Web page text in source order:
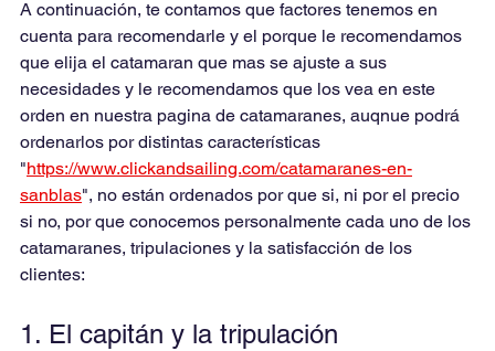
A continuación, te contamos que factores tenemos en
cuenta para recomendarle y el porque le recomendamos
que elija el catamaran que mas se ajuste a sus
necesidades y le recomendamos que los vea en este
orden en nuestra pagina de catamaranes, auqnue podrá
ordenarlos por distintas características
"https://www.clickandsailing.com/catamaranes-en-
sanblas", no están ordenados por que si, ni por el precio
si no, por que conocemos personalmente cada uno de los
catamaranes, tripulaciones y la satisfacción de los
clientes:
1. El capitán y la tripulación